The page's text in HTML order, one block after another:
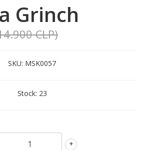
Grinch
CLP)
SKU: MSK0057
Stock: 23
+